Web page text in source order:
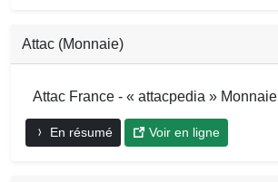
Attac (Monnaie)
Attac France - « attacpedia » Monnaie
En résumé Voir en ligne